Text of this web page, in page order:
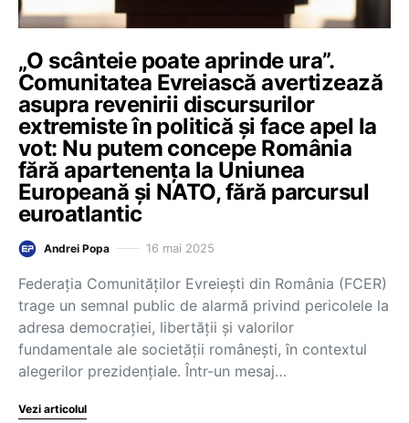
„O scânteie poate aprinde ura”.
Comunitatea Evreiască avertizează
asupra revenirii discursurilor
extremiste în politică și face apel la
vot: Nu putem concepe România
fără apartenența la Uniunea
Europeană și NATO, fără parcursul
euroatlantic
Andrei Popa 16 mai 2025
Federația Comunităților Evreiești din România (FCER)
trage un semnal public de alarmă privind pericolele la
adresa democrației, libertății și valorilor
fundamentale ale societății românești, în contextul
alegerilor prezidențiale. Într-un mesaj…
Vezi articolul